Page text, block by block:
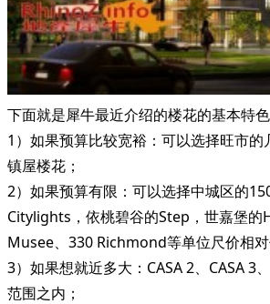
下面就是犀牛最近介绍的楼花的基本特色
1）如果预算比较宽裕：可以选择旺市
镇屋楼花；
2）如果预算有限：可以选择中城区的
Citylights，依桃碧谷的Step，世嘉堡
Musee、330 Richmond等单位尺价相对
3）如果想就近多大：CASA 2、CASA 3
范围之内；